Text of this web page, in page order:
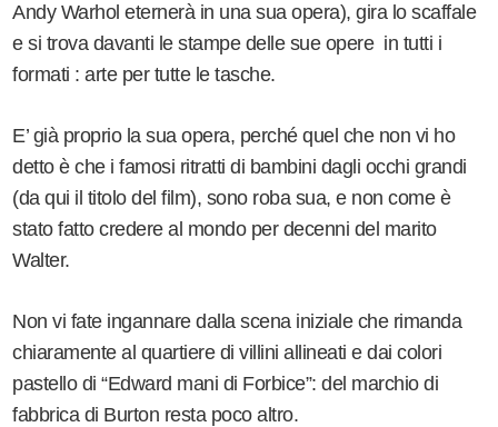
Andy Warhol eternerà in una sua opera), gira lo scaffale
e si trova davanti le stampe delle sue opere in tutti i
formati : arte per tutte le tasche.
E’ già proprio la sua opera, perché quel che non vi ho
detto è che i famosi ritratti di bambini dagli occhi grandi
(da qui il titolo del film), sono roba sua, e non come è
stato fatto credere al mondo per decenni del marito
Walter.
Non vi fate ingannare dalla scena iniziale che rimanda
chiaramente al quartiere di villini allineati e dai colori
pastello di “Edward mani di Forbice”: del marchio di
fabbrica di Burton resta poco altro.